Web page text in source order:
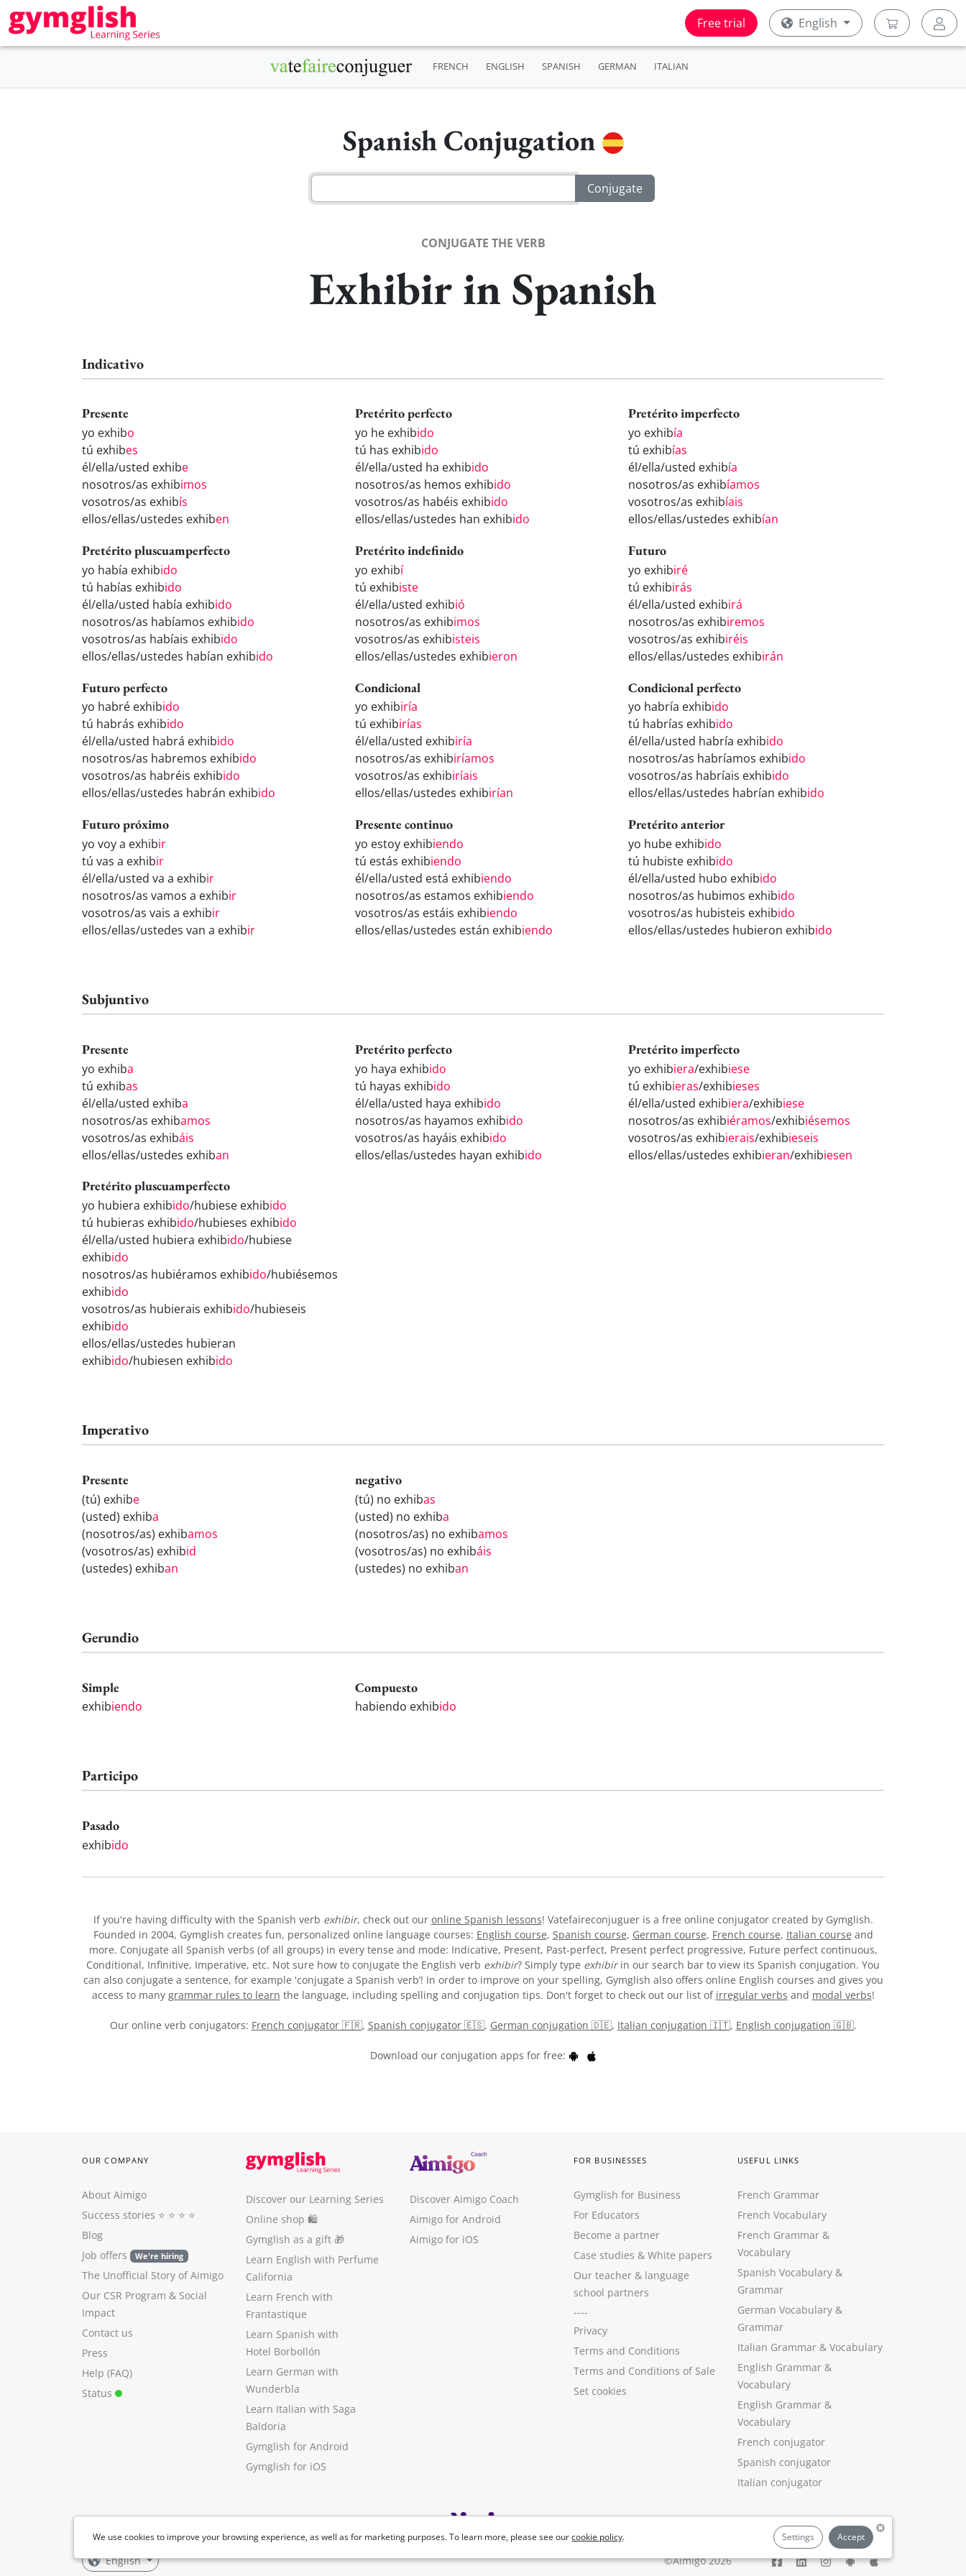
Free trial English
FRENCH ENGLISH SPANISH GERMAN ITALIAN
Spanish Conjugation
CONJUGATE THE VERB
Exhibir in Spanish
Indicativo
Presente
yo exhibo
tú exhibes
él/ella/usted exhibe
nosotros/as exhibimos
vosotros/as exhibís
ellos/ellas/ustedes exhiben
Pretérito perfecto
yo he exhibido
tú has exhibido
él/ella/usted ha exhibido
nosotros/as hemos exhibido
vosotros/as habéis exhibido
ellos/ellas/ustedes han exhibido
Pretérito imperfecto
yo exhibía
tú exhibías
él/ella/usted exhibía
nosotros/as exhibíamos
vosotros/as exhibíais
ellos/ellas/ustedes exhibían
Pretérito pluscuamperfecto
yo había exhibido
tú habías exhibido
él/ella/usted había exhibido
nosotros/as habíamos exhibido
vosotros/as habíais exhibido
ellos/ellas/ustedes habían exhibido
Pretérito indefinido
yo exhibí
tú exhibiste
él/ella/usted exhibió
nosotros/as exhibimos
vosotros/as exhibisteis
ellos/ellas/ustedes exhibieron
Futuro
yo exhibiré
tú exhibirás
él/ella/usted exhibirá
nosotros/as exhibiremos
vosotros/as exhibiréis
ellos/ellas/ustedes exhibirán
Futuro perfecto
yo habré exhibido
tú habrás exhibido
él/ella/usted habrá exhibido
nosotros/as habremos exhibido
vosotros/as habréis exhibido
ellos/ellas/ustedes habrán exhibido
Condicional
yo exhibiría
tú exhibirías
él/ella/usted exhibiría
nosotros/as exhibiríamos
vosotros/as exhibiríais
ellos/ellas/ustedes exhibirían
Condicional perfecto
yo habría exhibido
tú habrías exhibido
él/ella/usted habría exhibido
nosotros/as habríamos exhibido
vosotros/as habríais exhibido
ellos/ellas/ustedes habrían exhibido
Futuro próximo
yo voy a exhibir
tú vas a exhibir
él/ella/usted va a exhibir
nosotros/as vamos a exhibir
vosotros/as vais a exhibir
ellos/ellas/ustedes van a exhibir
Presente continuo
yo estoy exhibiendo
tú estás exhibiendo
él/ella/usted está exhibiendo
nosotros/as estamos exhibiendo
vosotros/as estáis exhibiendo
ellos/ellas/ustedes están exhibiendo
Pretérito anterior
yo hube exhibido
tú hubiste exhibido
él/ella/usted hubo exhibido
nosotros/as hubimos exhibido
vosotros/as hubisteis exhibido
ellos/ellas/ustedes hubieron exhibido
Subjuntivo
Presente
yo exhiba
tú exhibas
él/ella/usted exhiba
nosotros/as exhibamos
vosotros/as exhibáis
ellos/ellas/ustedes exhiban
Pretérito perfecto
yo haya exhibido
tú hayas exhibido
él/ella/usted haya exhibido
nosotros/as hayamos exhibido
vosotros/as hayáis exhibido
ellos/ellas/ustedes hayan exhibido
Pretérito imperfecto
yo exhibiera/exhibiese
tú exhibieras/exhibieses
él/ella/usted exhibiera/exhibiese
nosotros/as exhibiéramos/exhibiésemos
vosotros/as exhibierais/exhibieseis
ellos/ellas/ustedes exhibieran/exhibiesen
Pretérito pluscuamperfecto
yo hubiera exhibido/hubiese exhibido
tú hubieras exhibido/hubieses exhibido
él/ella/usted hubiera exhibido/hubiese
exhibido
nosotros/as hubiéramos exhibido/hubiésemos
exhibido
vosotros/as hubierais exhibido/hubieseis
exhibido
ellos/ellas/ustedes hubieran
exhibido/hubiesen exhibido
Imperativo
Presente
(tú) exhibe
(usted) exhiba
(nosotros/as) exhibamos
(vosotros/as) exhibid
(ustedes) exhiban
negativo
(tú) no exhibas
(usted) no exhiba
(nosotros/as) no exhibamos
(vosotros/as) no exhibáis
(ustedes) no exhiban
Gerundio
Simple
exhibiendo
Compuesto
habiendo exhibido
Participo
Pasado
exhibido
If you're having difficulty with the Spanish verb exhibir, check out our online Spanish lessons! Vatefaireconjuguer is a free online conjugator created by Gymglish.
Founded in 2004, Gymglish creates fun, personalized online language courses: English course, Spanish course, German course, French course, Italian course and
more. Conjugate all Spanish verbs (of all groups) in every tense and mode: Indicative, Present, Past-perfect, Present perfect progressive, Future perfect continuous,
Conditional, Infinitive, Imperative, etc. Not sure how to conjugate the English verb exhibir? Simply type exhibirin our search bar to view its Spanish conjugation. You
can also conjugate a sentence, for example 'conjugate a Spanish verb’! In order to improve on your spelling, Gymglish also offers online English courses and gives you
access to many grammar rules to learn the language, including spelling and conjugation tips. Don't forget to check out our list of irregular verbs and modal verbs!
Our online verb conjugators: French conjugator 🇫🇷, Spanish conjugator 🇪🇸, German conjugation 🇩🇪, Italian conjugation 🇮🇹, English conjugation 🇬🇧.
Download our conjugation apps for free:
We use cookies to improve your browsing experience, as well as for marketing purposes. To learn more, please see ourcookie policy. Settings Accept
OUR COMPANY
About Aimigo
Success stories ⭐️ ⭐️ ⭐️ ⭐️
Blog
Job offers
We're hiring
The Unofficial Story of Aimigo
Our CSR Program & Social
Impact
Contact us
Press
Help (FAQ)
Status
Discover our Learning Series
Online shop 🛍
Gymglish as a gift 🎁
Learn English with Perfume
California
Learn French with
Frantastique
Learn Spanish with
Hotel Borbollón
Learn German with
Wunderbla
Learn Italian with Saga
Baldoria
Gymglish for Android
Gymglish for iOS
Discover Aimigo Coach
Aimigo for Android
Aimigo for iOS
FOR BUSINESSES
Gymglish for Business
For Educators
Become a partner
Case studies & White papers
Our teacher & language
school partners
----
Privacy
Terms and Conditions
Terms and Conditions of Sale
Set cookies
USEFUL LINKS
French Grammar
French Vocabulary
French Grammar &
Vocabulary
Spanish Vocabulary &
Grammar
German Vocabulary &
Grammar
Italian Grammar & Vocabulary
English Grammar &
Vocabulary
English Grammar &
Vocabulary
French conjugator
Spanish conjugator
Italian conjugator
English ©Aimigo 2026